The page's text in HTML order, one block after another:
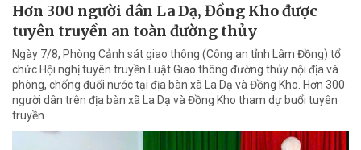
Hơn 300 người dân La Dạ, Đồng Kho được
tuyên truyền an toàn đường thủy
Ngày 7/8, Phòng Cảnh sát giao thông (Công an tỉnh Lâm Đồng) tổ
chức Hội nghị tuyên truyền Luật Giao thông đường thủy nội địa và
phòng, chống đuối nước tại địa bàn xã La Dạ và Đồng Kho. Hơn 300
người dân trên địa bàn xã La Dạ và Đồng Kho tham dự buổi tuyên
truyền.